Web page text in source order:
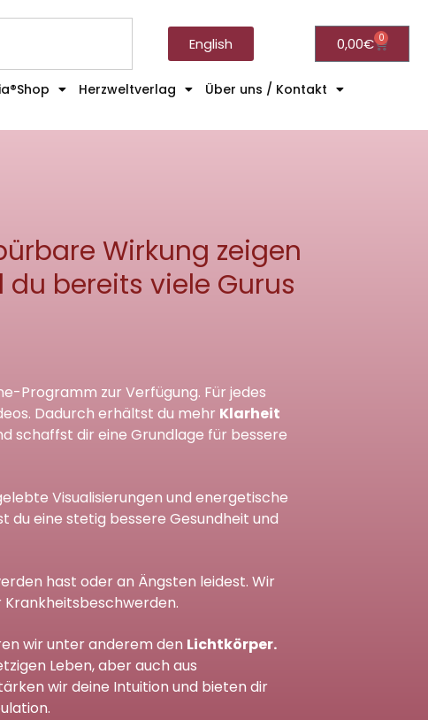
English 0,00€ 0
Herzweltverlag
Über uns / Kontakt
Wirkung zeigen
bereits viele Gurus
Programm zur Verfügung. Für jedes
Dadurch erhältst du mehr Klarheit
schaffst dir eine Grundlage für bessere
Visualisierungen und energetische
du eine stetig bessere Gesundheit und
hast oder an Ängsten leidest. Wir
wir unter anderem den Lichtkörper.
Leben, aber auch aus
wir deine Intuition und bieten dir